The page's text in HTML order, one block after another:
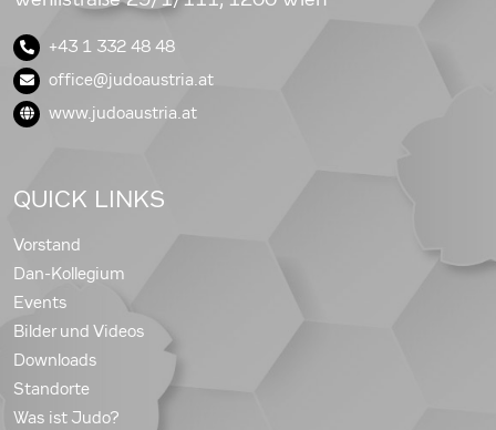
+43 1 332 48 48
office@judoaustria.at
www.judoaustria.at
QUICK LINKS
Vorstand
Dan-Kollegium
Events
Bilder und Videos
Downloads
Standorte
Was ist Judo?